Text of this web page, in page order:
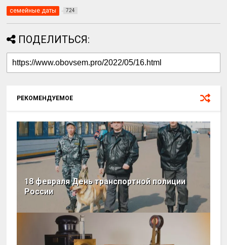
семейные даты 724
ПОДЕЛИТЬСЯ:
РЕКОМЕНДУЕМОЕ
18 февраля День транспортной полиции
России